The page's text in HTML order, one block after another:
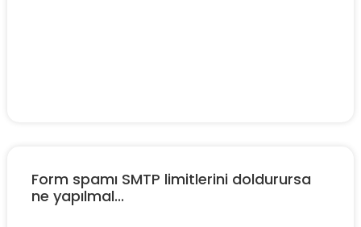
Form spamı SMTP limitlerini doldurursa
ne yapılmal...